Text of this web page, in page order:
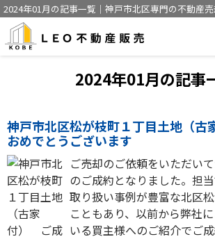
2024年01月の記事一覧｜神戸市北区専門の不動産
にて売買仲介経験豊富な営業マンが不動産売却をサ
2024年01月の記事
神戸市北区松が枝町１丁目土地（
おめでとうございます
ご売却のご依頼をいただい
のご成約となりました。担
取り扱い事例が豊富な北区
こともあり、以前から弊社
いる買主様へのご紹介でご